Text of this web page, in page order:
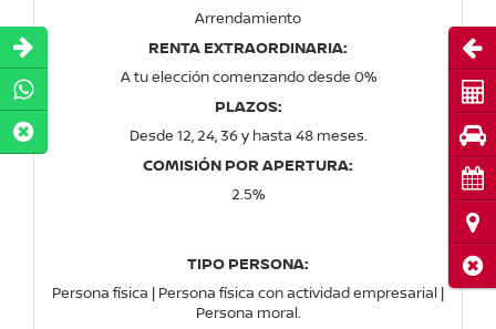
Arrendamiento
RENTA EXTRAORDINARIA:
A tu elección comenzando desde 0%
PLAZOS:
Desde 12, 24, 36 y hasta 48 meses.
COMISIÓN POR APERTURA:
2.5%
TIPO PERSONA:
Persona física | Persona física con actividad empresarial |
Persona moral.